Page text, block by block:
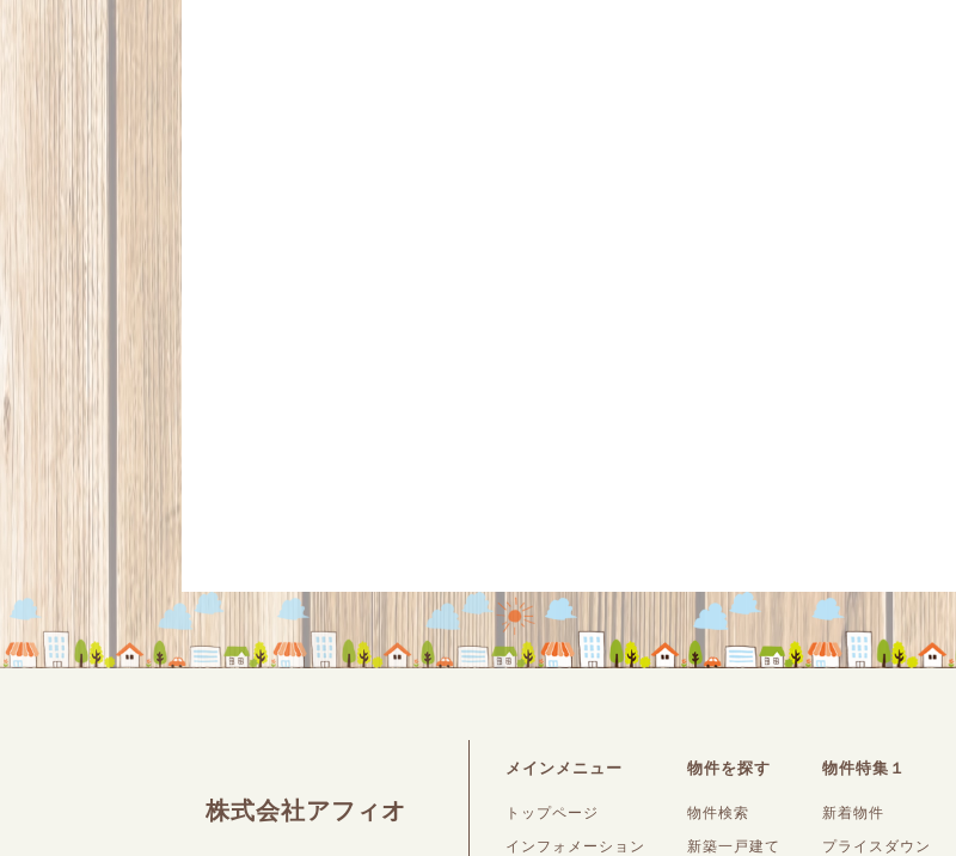
株式会社アフィオ
メインメニュー
トップページ
インフォメーション
物件を探す
物件検索
新築一戸建て
物件特集１
新着物件
プライスダウン